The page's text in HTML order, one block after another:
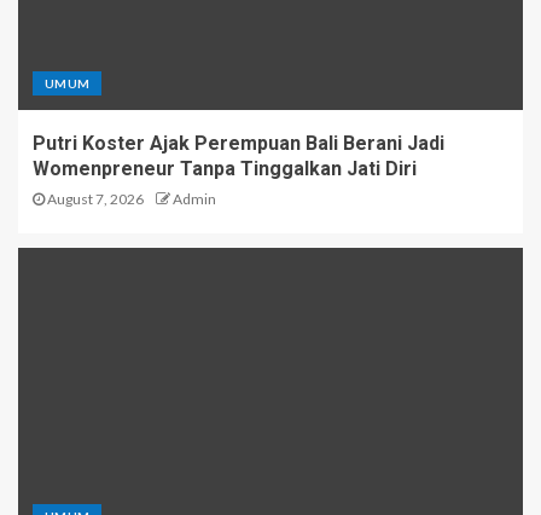
UMUM
Putri Koster Ajak Perempuan Bali Berani Jadi
Womenpreneur Tanpa Tinggalkan Jati Diri
August 7, 2026 Admin